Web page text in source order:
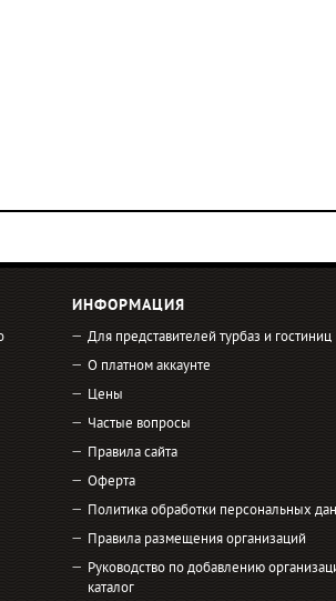
ИНФОРМАЦИЯ
Для представителей турбаз и гостиниц
О платном аккаунте
Цены
Частые вопросы
Правила сайта
Оферта
Политика обработки персональных
Правила размещения организаций
Руководство по добавлению
каталог